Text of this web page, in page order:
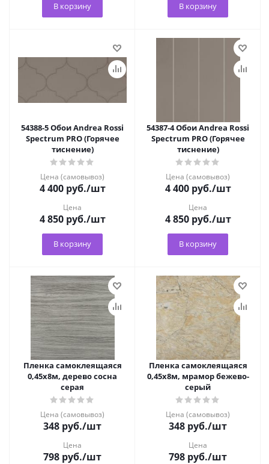
В корзину В корзину
54388-5 Обои Andrea Rossi
Spectrum PRO (Горячее
тиснение)
Цена (самовывоз)
4 400руб./шт
Цена
4 850руб./шт
В корзину
54387-4 Обои Andrea Rossi
Spectrum PRO (Горячее
тиснение)
Цена (самовывоз)
4 400руб./шт
Цена
4 850руб./шт
В корзину
Пленка самоклеящаяся
0,45х8м, дерево сосна
серая
Цена (самовывоз)
348 руб./шт
Цена
798 руб./шт
Пленка самоклеящаяся
0,45х8м, мрамор бежево-
серый
Цена (самовывоз)
348 руб./шт
Цена
798 руб./шт